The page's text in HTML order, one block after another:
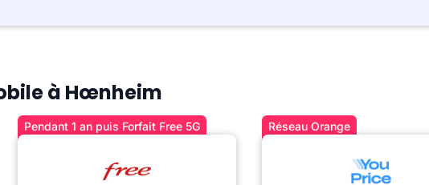
à Hœnheim
Pendant 1 an puis Forfait Free 5G Réseau Orange